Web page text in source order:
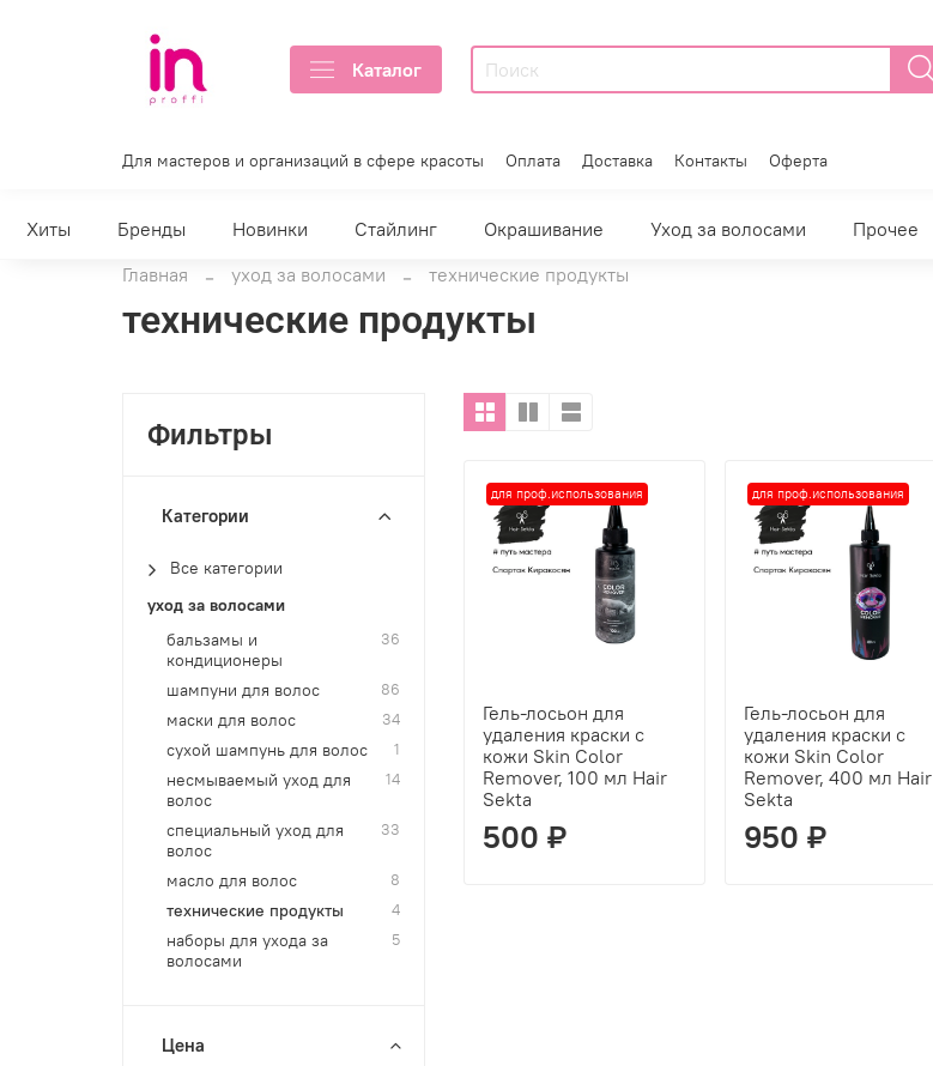
Каталог
Для мастеров и организаций в сфере красоты Оплата Доставка Контакты Оферта
Хиты Бренды Новинки Стайлинг Окрашивание Уход за волосами Прочее
Главная
уход за волосами технические продукты
технические продукты
для проф.использования
Гель-лосьон для
удаления краски с
кожи Skin Color
Remover, 100 мл Hair
Sekta
500 ₽
для проф.использования
Гель-лосьон для
удаления краски с
кожи Skin Color
Remover, 400 мл Hair
Sekta
950 ₽
Фильтры
Категории
Все категории
уход за волосами
бальзамы и
кондиционеры
36
шампуни для волос 86
маски для волос 34
сухой шампунь для волос 1
несмываемый уход для
волос
14
специальный уход для
волос
33
масло для волос 8
технические продукты 4
наборы для ухода за
волосами
5
Цена